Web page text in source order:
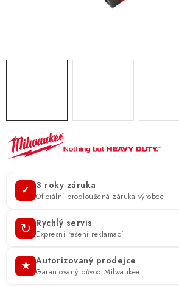
OBCHODNÍ PODMÍNKY
✓ 3 roky záruka
Oficiální prodloužená záruka výrobce
↻ Rychlý servis
Expresní řešení reklamací
★ Autorizovaný prodejce
Garantovaný původ Milwaukee